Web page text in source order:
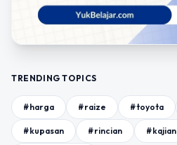
TRENDING TOPICS
#harga #raize #toyota
#kupasan #rincian #kajian